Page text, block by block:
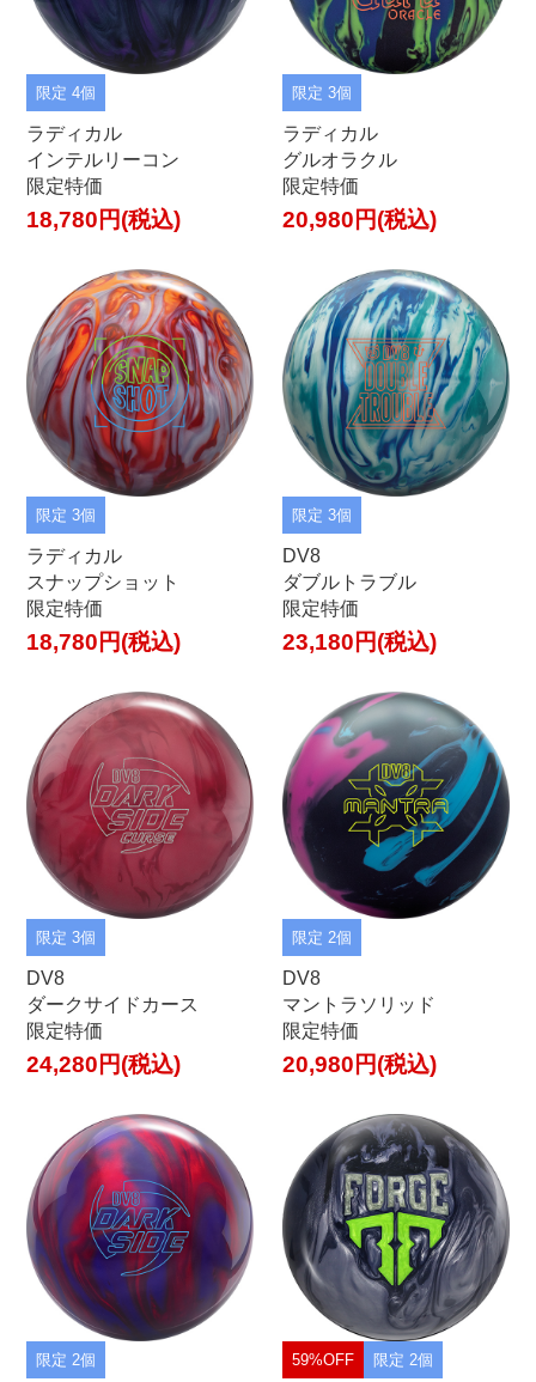
限定 4個
ラディカル
インテルリーコン
限定特価
18,780円(税込)
限定 3個
ラディカル
グルオラクル
限定特価
20,980円(税込)
限定 3個
ラディカル
スナップショット
限定特価
18,780円(税込)
限定 3個
DV8
ダブルトラブル
限定特価
23,180円(税込)
限定 3個
DV8
ダークサイドカース
限定特価
24,280円(税込)
限定 2個
DV8
マントラソリッド
限定特価
20,980円(税込)
限定 2個 59%OFF 限定 2個